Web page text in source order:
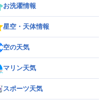
お洗濯情報
星空・天体情報
空の天気
マリン天気
スポーツ天気